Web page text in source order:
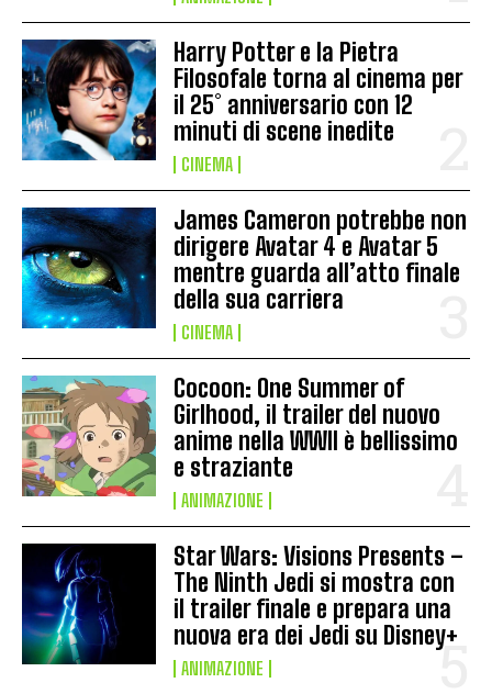
Harry Potter e la Pietra
Filosofale torna al cinema per
il 25° anniversario con 12
minuti di scene inedite
CINEMA
James Cameron potrebbe non
dirigere Avatar 4 e Avatar 5
mentre guarda all’atto finale
della sua carriera
CINEMA
Cocoon: One Summer of
Girlhood, il trailer del nuovo
anime nella WWII è bellissimo
e straziante
ANIMAZIONE
Star Wars: Visions Presents –
The Ninth Jedi si mostra con
il trailer finale e prepara una
nuova era dei Jedi su Disney+
ANIMAZIONE